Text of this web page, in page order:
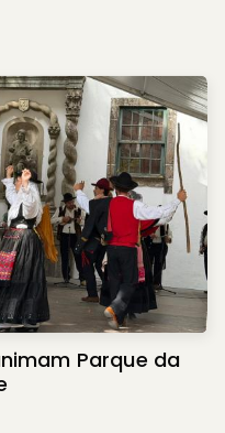
Parque da